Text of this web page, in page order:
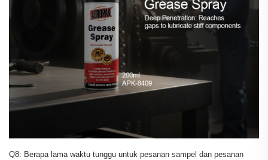
Q8: Berapa lama waktu tunggu untuk pesanan sampel dan pesanan